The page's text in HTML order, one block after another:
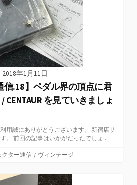
2018年1月11日
信.18】ペダル界の頂点に君
CENTAUR を見ていきましょ
用誠にありがとうございます。 新宿店サ
。 前回の記事はいかがだったでしょ...
クター通信 / ヴィンテージ